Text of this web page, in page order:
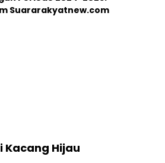
Suararakyatnew.com
Kacang Hijau